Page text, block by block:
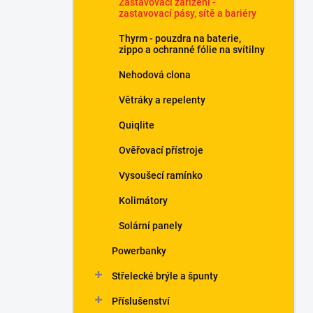
zastavovací pásy, sítě a bariéry
Thyrm - pouzdra na baterie,
zippo a ochranné fólie na svítilny
Nehodová clona
Větráky a repelenty
Quiqlite
Ověřovací přístroje
Vysoušecí ramínko
Kolimátory
Solární panely
Powerbanky
Střelecké brýle a špunty
Příslušenství